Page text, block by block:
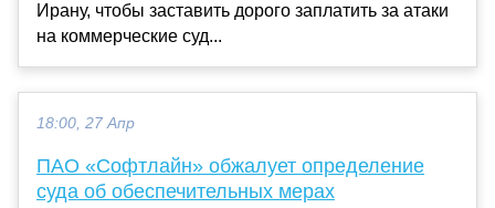
Ирану, чтобы заставить дорого заплатить за атаки
на коммерческие суд...
18:00, 27 Апр
ПАО «Софтлайн» обжалует определение
суда об обеспечительных мерах